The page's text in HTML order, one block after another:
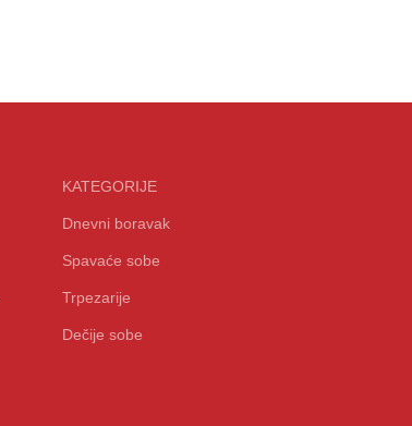
KATEGORIJE
Dnevni boravak
Spavaće sobe
Trpezarije
Dečije sobe